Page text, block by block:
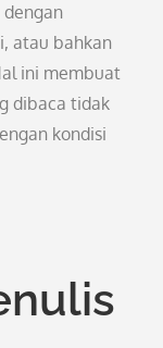
atau bahkan
ini membuat
dibaca tidak
kondisi